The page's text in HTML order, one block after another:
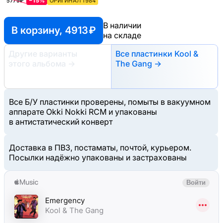
В корзину, 4913 ₽
В наличии
на складе
Другие варианты
этого альбома
→
Все пластинки Kool &
The Gang →
Все Б/У пластинки проверены, помыты в вакуумном
аппарате Okki Nokki RCM и упакованы
в антистатический конверт
Доставка в ПВЗ, постаматы, почтой, курьером.
Посылки надёжно упакованы и застрахованы